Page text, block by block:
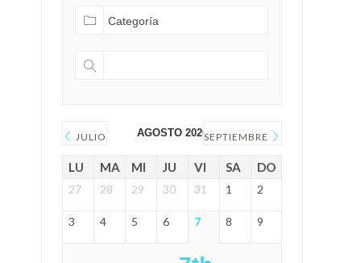
JULIO AGOSTO 2026SEPTIEMBRE
LU MA MI JU VI SA DO
27 28 29 30 31 1 2
3 4 5 6 7 8 9